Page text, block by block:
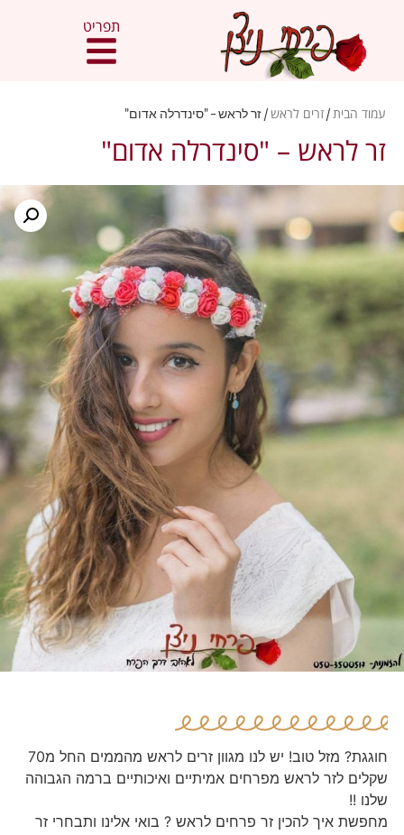
תפריט
עמוד הבית/זרים לראש/ זר לראש – "סינדרלה אדום"
זר לראש – "סינדרלה אדום"
חוגגת? מזל טוב! יש לנו מגוון זרים לראש מהממים החל מ70
שקלים לזר לראש מפרחים אמיתיים ואיכותיים ברמה הגבוהה
שלנו !!
מחפשת איך להכין זר פרחים לראש ? בואי אלינו ותבחרי זר